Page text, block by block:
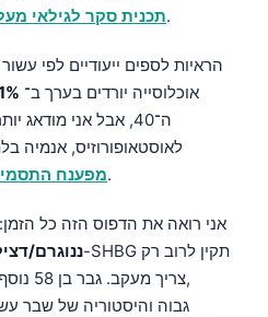
תכנית סקר לגילאי מעלבכל הזדמנות אפשרית.
הראיות לספים ייעודיים לפי
אוכלוסייה יורדים בערך ב־ 1%
ה־40, אבל אני מודאג
לאוסטאופורוזיס, אנמיה
מפענחמאשר רק לפי גיל.
אני רואה את הדפוס הזה כל הזמן: גבר בן
ננוגרם/
צריך מעקב. גבר בן 58 נוסף עם,